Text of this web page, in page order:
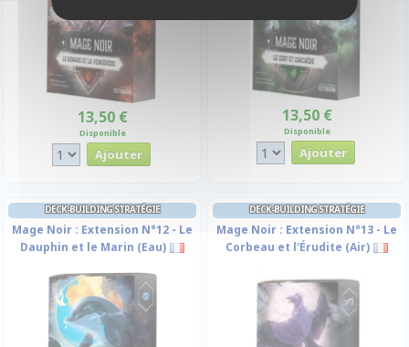
13,50 €
Disponible
13,50 €
Disponible
DECK-BUILDING STRATÉGIE
Mage Noir : Extension N°12 - Le
Dauphin et le Marin (Eau)
DECK-BUILDING STRATÉGIE
Mage Noir : Extension N°13 - Le
Corbeau et l'Érudite (Air)